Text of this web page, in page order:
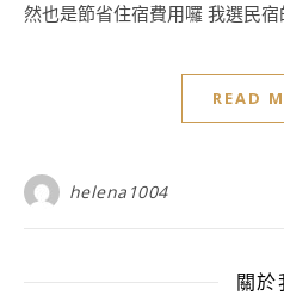
然也是節省住宿費用囉 我選民
READ
helena1004
關於